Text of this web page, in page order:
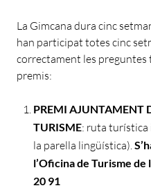
La Gimcana dura cinc
han participat totes cinc
correctament les preguntes
premis:
PREMI AJUNTAMENT
TURISME: ruta turística
la parella lingüística).
l’Oficina de Turisme de
20 91